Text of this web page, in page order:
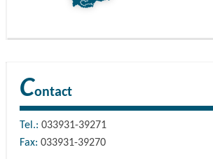
Contact
Tel.: 033931-39271
Fax: 033931-39270